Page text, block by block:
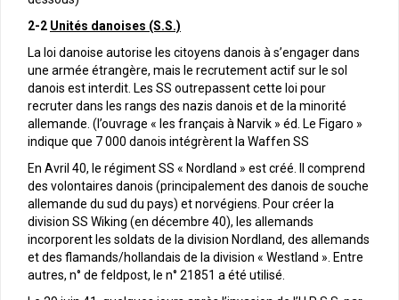
2-2 Unités danoises (S.S.)
La loi danoise autorise les citoyens danois à s’engager dans
une armée étrangère, mais le recrutement actif sur le sol
danois est interdit. Les SS outrepassent cette loi pour
recruter dans les rangs des nazis danois et de la minorité
allemande. (l’ouvrage « les français à Narvik » éd. Le Figaro »
indique que 7 000 danois intégrèrent la Waffen SS
En Avril 40, le régiment SS « Nordland » est créé. Il comprend
des volontaires danois (principalement des danois de souche
allemande du sud du pays) et norvégiens. Pour créer la
division SS Wiking (en décembre 40), les allemands
incorporent les soldats de la division Nordland, des allemands
et des flamands/hollandais de la division « Westland ». Entre
autres, n° de feldpost, le n° 21851 a été utilisé.